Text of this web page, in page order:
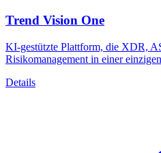
Trend Vision One
KI-gestützte Plattform, die XDR,
Risikomanagement in einer
Details